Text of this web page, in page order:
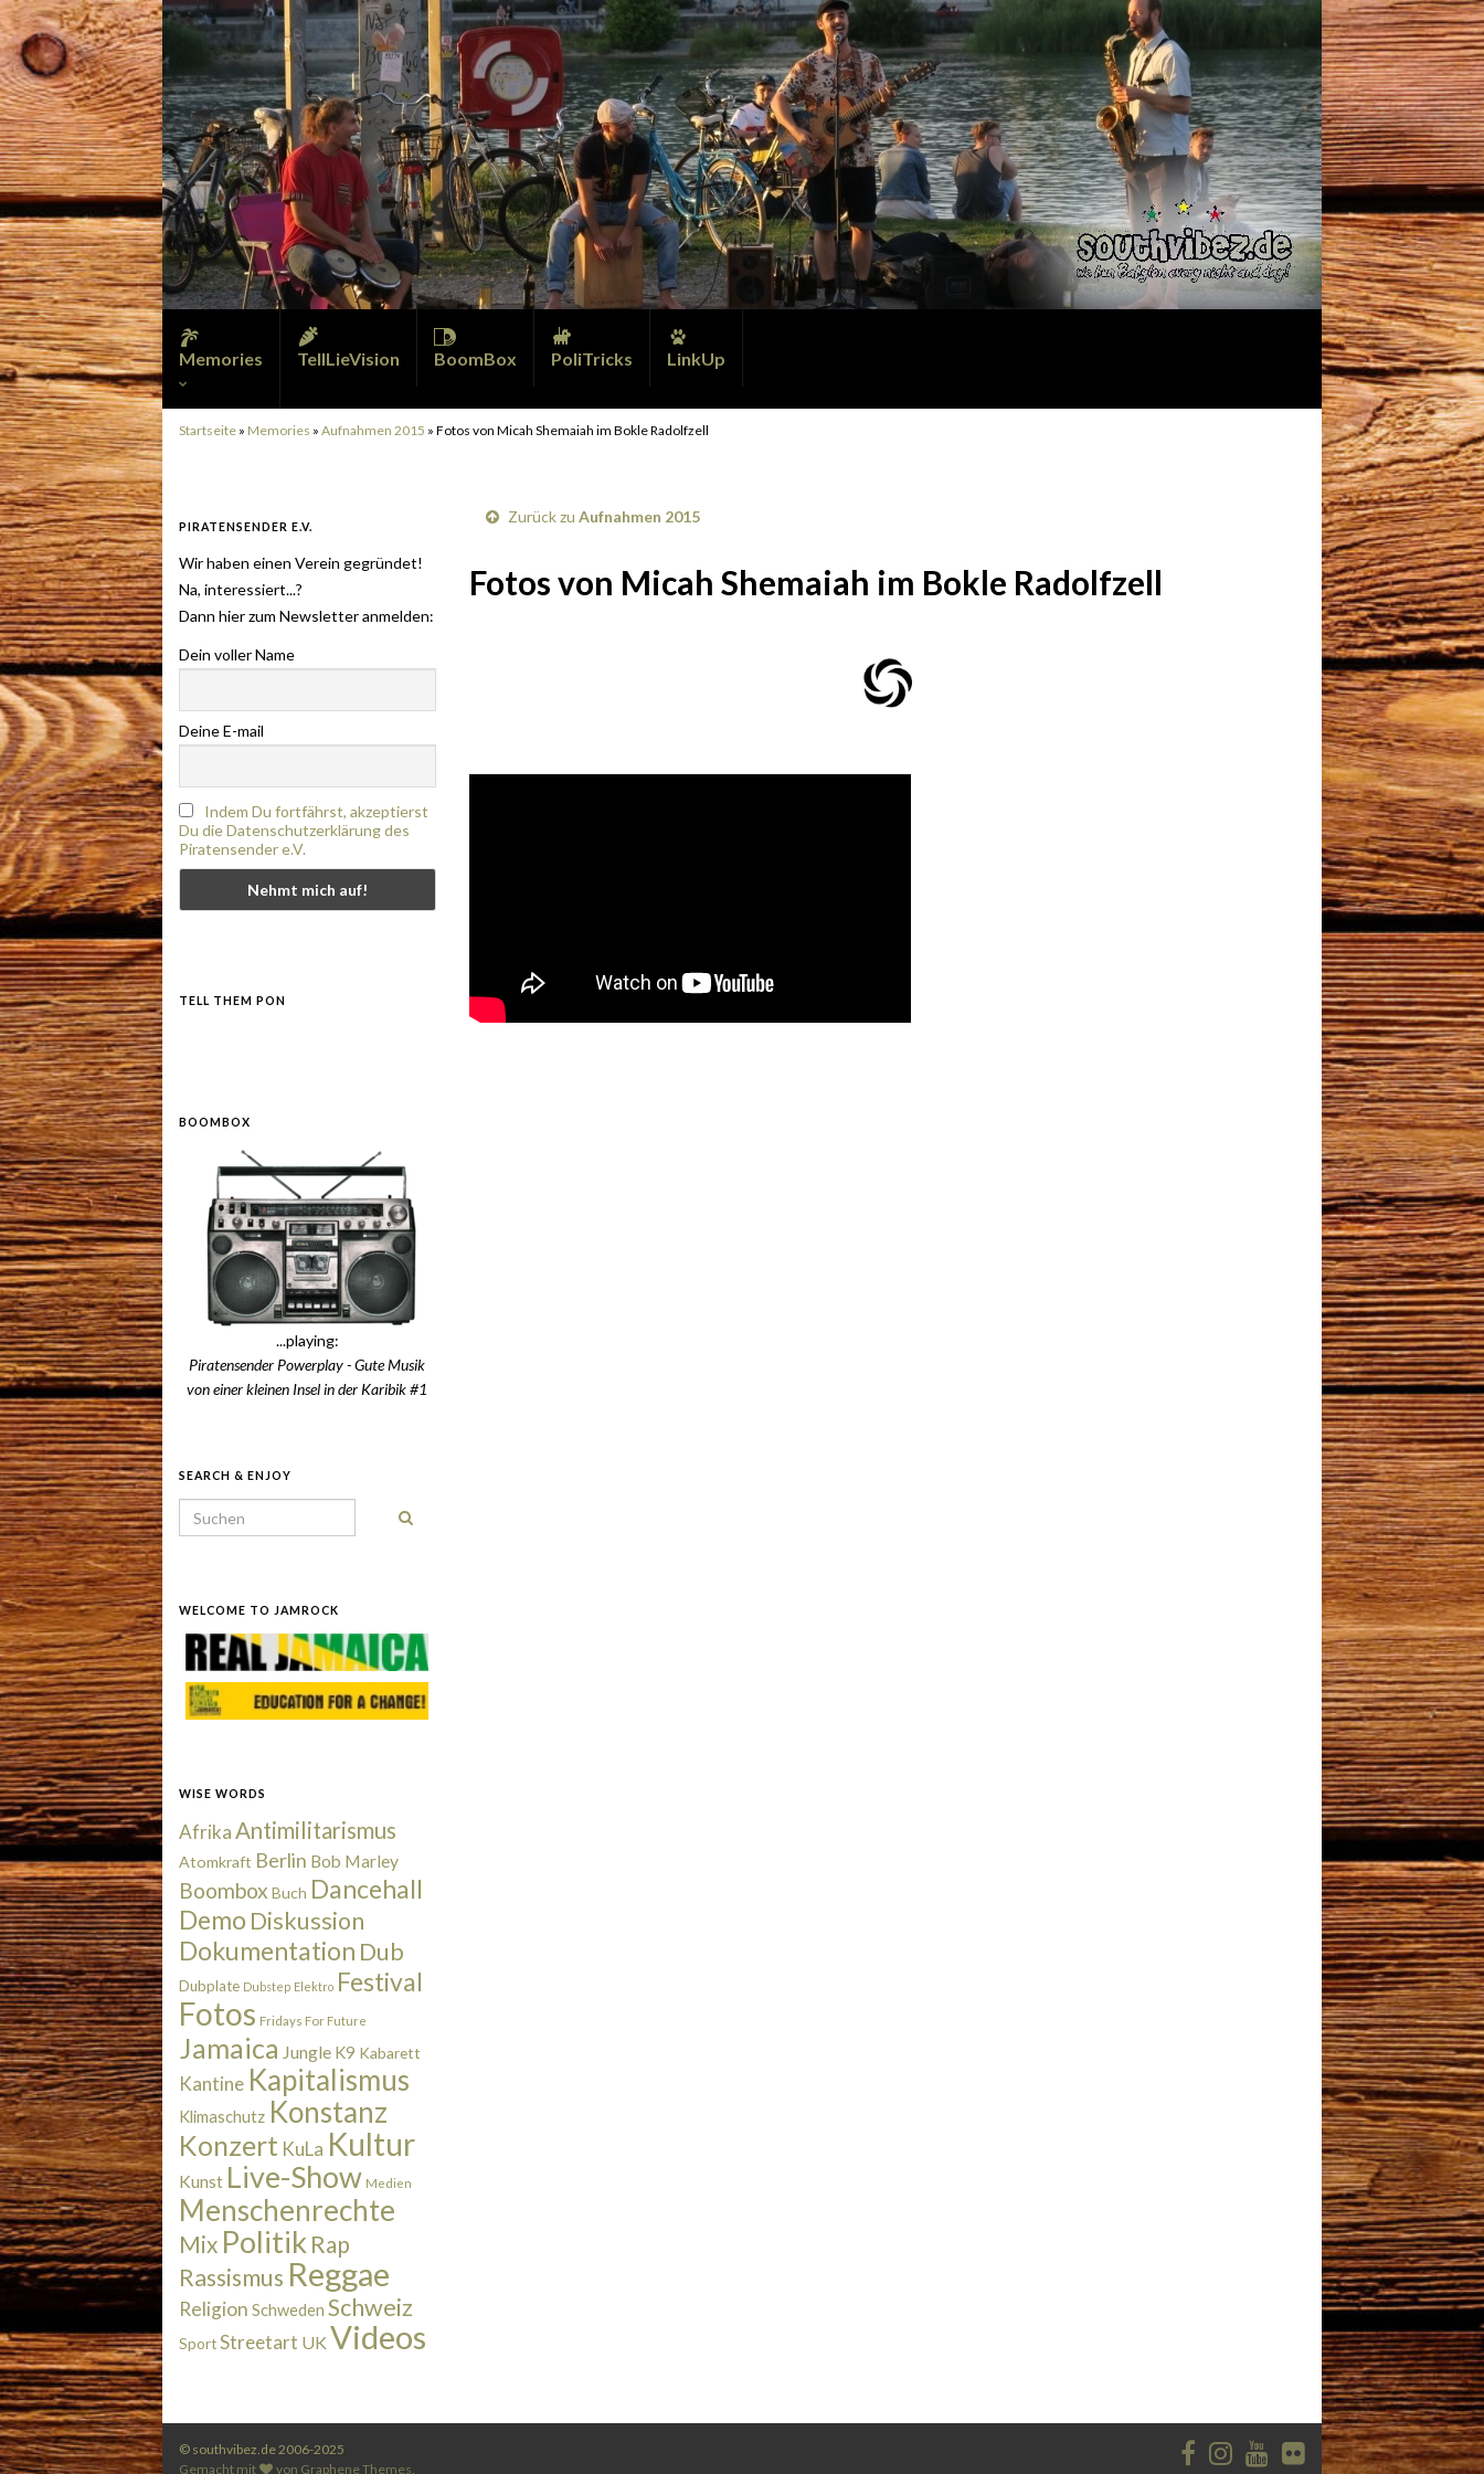
Memories TellLieVision BoomBox PoliTricks LinkUp
Startseite » Memories » Aufnahmen 2015 » Fotos von Micah Shemaiah im Bokle Radolfzell
Zurück zu Aufnahmen 2015
Fotos von Micah Shemaiah im Bokle Radolfzell
PIRATENSENDER E.V.
Wir haben einen Verein gegründet!
Na, interessiert...?
Dann hier zum Newsletter anmelden:
Dein voller Name
Deine E-mail
Indem Du fortfährst, akzeptierst
Du die Datenschutzerklärung des
Piratensender e.V.
TELL THEM PON
BOOMBOX
...playing:
Piratensender Powerplay - Gute Musik
von einer kleinen Insel in der Karibik #1
SEARCH & ENJOY
Search for:
WELCOME TO JAMROCK
WISE WORDS
AfrikaAntimilitarismus
Atomkraft Berlin Bob Marley
Boombox Buch Dancehall
Demo Diskussion
Dokumentation Dub
Dubplate Dubstep Elektro Festival
Fotos Fridays For Future
Jamaica Jungle K9 Kabarett
Kantine Kapitalismus
Klimaschutz Konstanz
Konzert KuLa Kultur
Kunst Live-Show Medien
Menschenrechte
Mix Politik Rap
Rassismus Reggae
Religion Schweden Schweiz
SportStreetart UKVideos
© southvibez.de 2006-2025
Gemacht mit
von Graphene Themes.